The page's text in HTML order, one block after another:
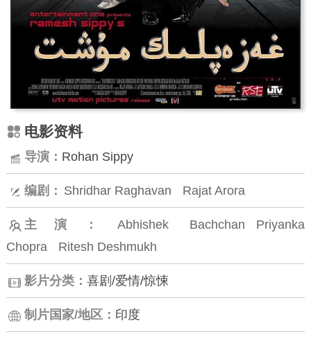
电影资料
导演： Rohan Sippy
编剧： Shridhar Raghavan Rajat Arora
主演： Abhishek Bachchan
Priyanka
Chopra
Ritesh Deshmukh
影片分类： 喜剧/爱情/惊悚
制片国家/地区： 印度